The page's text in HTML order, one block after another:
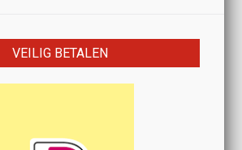
VEILIG BETALEN